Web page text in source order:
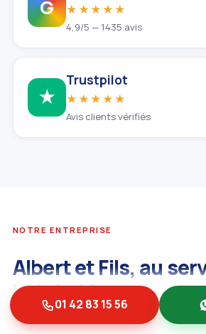
G ★★★★★
4,9/5 — 1435 avis
★
Trustpilot
★★★★★
Avis clients vérifiés
NOTRE ENTREPRISE
Albert et Fils, au
Val‑de‑Marne
L'entreprise familiale Albert & fils
01 42 83 15 56